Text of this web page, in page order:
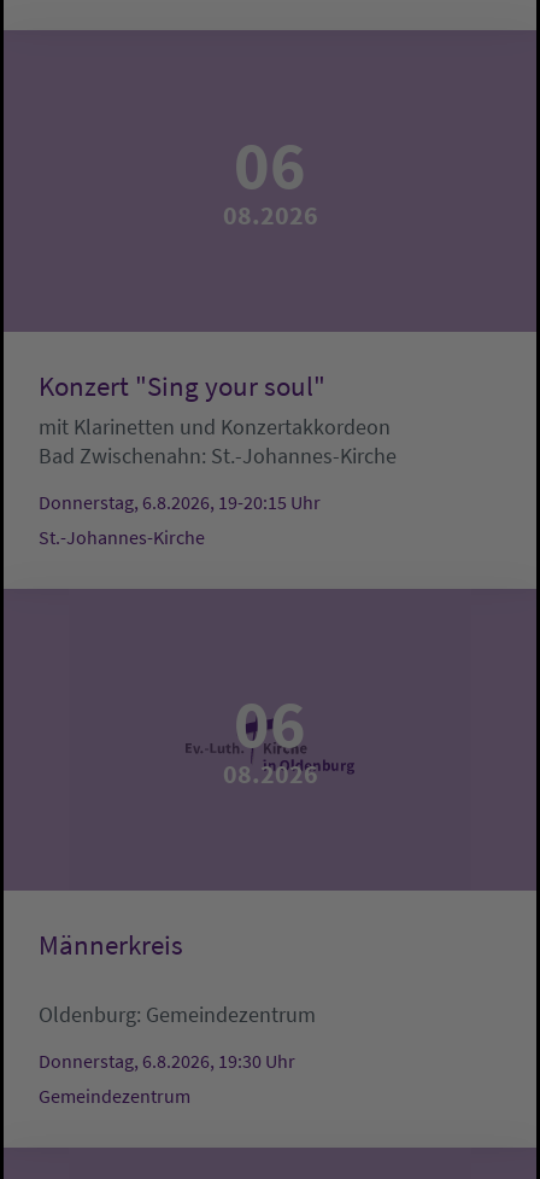
06
08.2026
Konzert "Sing your soul"
mit Klarinetten und Konzertakkordeon
Bad Zwischenahn: St.-Johannes-Kirche
Donnerstag, 6.8.2026, 19-20:15 Uhr
St.-Johannes-Kirche
06
08.2026
Männerkreis
Oldenburg: Gemeindezentrum
Donnerstag, 6.8.2026, 19:30 Uhr
Gemeindezentrum